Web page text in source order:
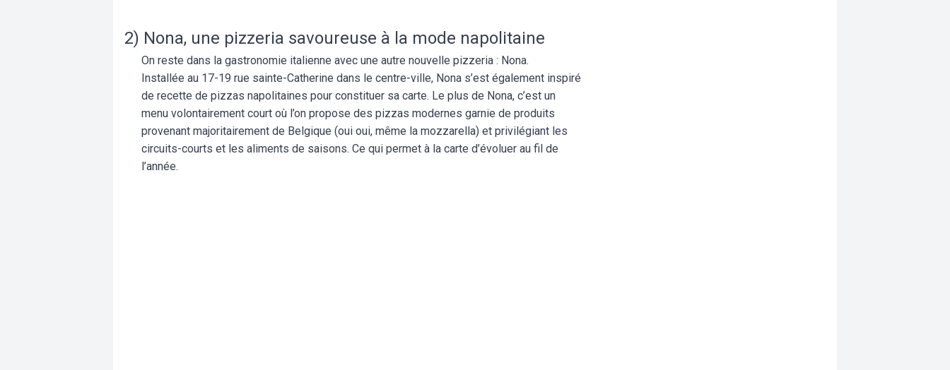
2) Nona, une pizzeria savoureuse à la mode napolitaine
On reste dans la gastronomie italienne avec une autre nouvelle pizzeria : Nona.
Installée au 17-19 rue sainte-Catherine dans le centre-ville, Nona s’est également inspiré
de recette de pizzas napolitaines pour constituer sa carte. Le plus de Nona, c’est un
menu volontairement court où l’on propose des pizzas modernes garnie de produits
provenant majoritairement de Belgique (oui oui, même la mozzarella) et privilégiant les
circuits-courts et les aliments de saisons. Ce qui permet à la carte d’évoluer au fil de
l’année.